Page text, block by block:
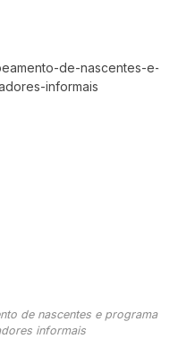
de nascentes e programa
informais